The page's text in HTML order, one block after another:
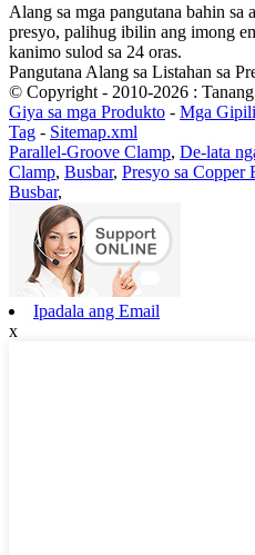
Alang sa mga pangutana bahin sa
presyo, palihug ibilin ang imong
kanimo sulod sa 24 oras.
Pangutana Alang sa Listahan sa
© Copyright - 2010-2026 :
Giya sa mga Produkto - Mga
Tag - Sitemap.xml
Parallel-Groove Clamp, De-lata
Clamp, Busbar, Presyo sa Copper
Busbar,
Ipadala ang Email
x